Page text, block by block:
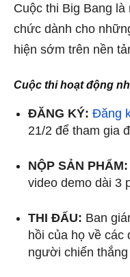
Cuộc thi Big Bang
chức dành cho
hiện sớm trên nền
Cuộc thi hoạt động
ĐĂNG KÝ: Đăng
21/2 để tham gia
NỘP SẢN PHẨM:
video demo dài 3
THI ĐẤU: Ban
hồi của họ về các
người chiến